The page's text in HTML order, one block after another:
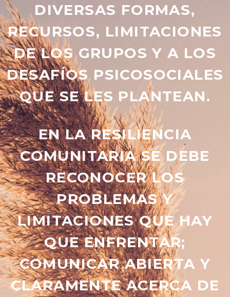
DIVERSAS FORMAS,
RECURSOS, LIMITACIONES
DE LOS GRUPOS Y A LOS
DESAFÍOS PSICOSOCIALES
QUE SE LES PLANTEAN.
EN LA RESILIENCIA
COMUNITARIA SE DEBE
RECONOCER LOS
PROBLEMAS Y
LIMITACIONES QUE HAY
QUE ENFRENTAR;
COMUNICAR ABIERTA Y
CLARAMENTE ACERCA DE